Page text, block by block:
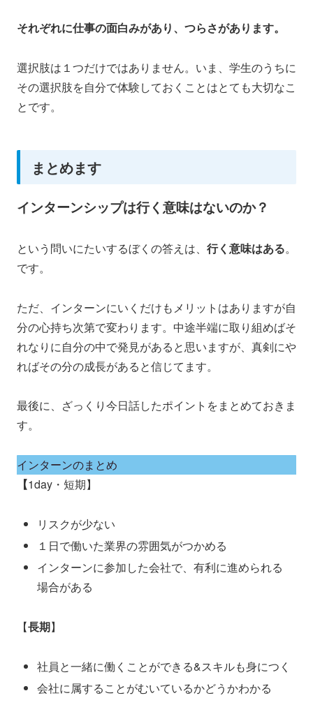
それぞれに仕事の面白みがあり、つらさがあります。
選択肢は１つだけではありません。いま、学生のうちに
その選択肢を自分で体験しておくことはとても大切なこ
とです。
まとめます
インターンシップは行く意味はないのか？
という問いにたいするぼくの答えは、 行く意味はある。
です。
ただ、インターンにいくだけもメリットはありますが自
分の心持ち次第で変わります。中途半端に取り組めばそ
れなりに自分の中で発見があると思いますが、真剣にや
ればその分の成長があると信じてます。
最後に、ざっくり今日話したポイントをまとめておきま
す。
インターンのまとめ
【1day・短期】
リスクが少ない
１日で働いた業界の雰囲気がつかめる
インターンに参加した会社で、有利に進められる
場合がある
【長期】
社員と一緒に働くことができる&スキルも身につく
会社に属することがむいているかどうかわかる